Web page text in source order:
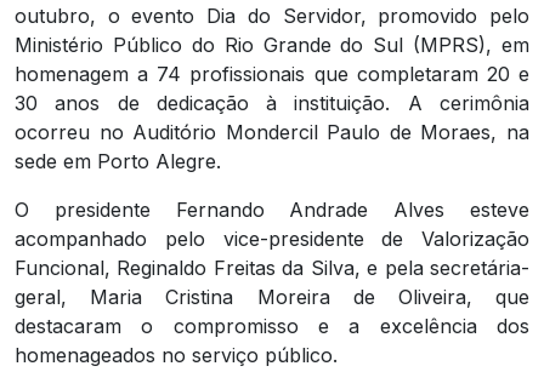
outubro, o evento Dia do Servidor, promovido pelo
Ministério Público do Rio Grande do Sul (MPRS), em
homenagem a 74 profissionais que completaram 20 e
30 anos de dedicação à instituição. A cerimônia
ocorreu no Auditório Mondercil Paulo de Moraes, na
sede em Porto Alegre.
O presidente Fernando Andrade Alves esteve
acompanhado pelo vice-presidente de Valorização
Funcional, Reginaldo Freitas da Silva, e pela secretária-
geral, Maria Cristina Moreira de Oliveira, que
destacaram o compromisso e a excelência dos
homenageados no serviço público.